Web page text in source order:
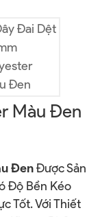
Màu Đen
ĐenĐược Sản
Độ Bền Kéo
Tốt. Với Thiết